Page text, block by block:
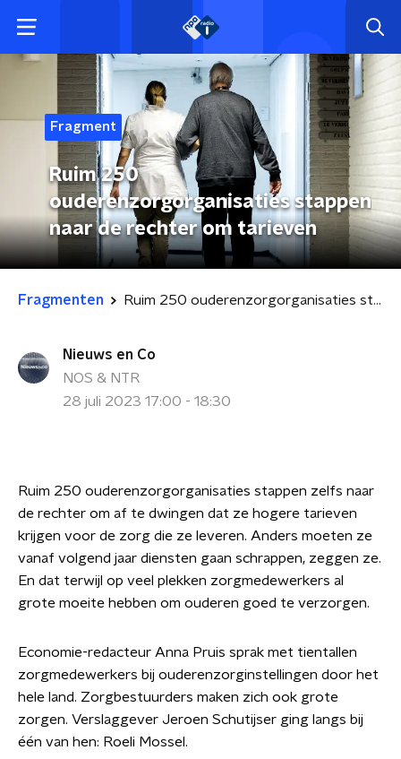
Fragment
Ruim 250
ouderenzorgorganisaties stappen
naar de rechter om tarieven
Fragmenten Ruim 250 ouderenzorgorganisaties stappen naar de rechter om tarieven
Nieuws en Co
NOS & NTR
28 juli 2023 17:00 - 18:30
Ruim 250 ouderenzorgorganisaties stappen zelfs naar
de rechter om af te dwingen dat ze hogere tarieven
krijgen voor de zorg die ze leveren. Anders moeten ze
vanaf volgend jaar diensten gaan schrappen, zeggen ze.
En dat terwijl op veel plekken zorgmedewerkers al
grote moeite hebben om ouderen goed te verzorgen.
Economie-redacteur Anna Pruis sprak met tientallen
zorgmedewerkers bij ouderenzorginstellingen door het
hele land. Zorgbestuurders maken zich ook grote
zorgen. Verslaggever Jeroen Schutijser ging langs bij
één van hen: Roeli Mossel.